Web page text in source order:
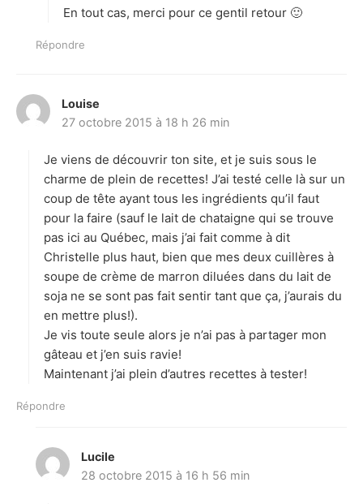
En tout cas, merci pour ce gentil retour 🙂
Répondre
Louise
i
:
27 octobre 2015 à 18 h 26 min
Je viens de découvrir ton site, et je suis sous le
charme de plein de recettes! J’ai testé celle là sur un
coup de tête ayant tous les ingrédients qu’il faut
pour la faire (sauf le lait de chataigne qui se trouve
pas ici au Québec, mais j’ai fait comme à dit
Christelle plus haut, bien que mes deux cuillères à
soupe de crème de marron diluées dans du lait de
soja ne se sont pas fait sentir tant que ça, j’aurais du
en mettre plus!).
Je vis toute seule alors je n’ai pas à partager mon
gâteau et j’en suis ravie!
Maintenant j’ai plein d’autres recettes à tester!
Répondre
Lucile
i
28 octobre 2015 à 16 h 56 min